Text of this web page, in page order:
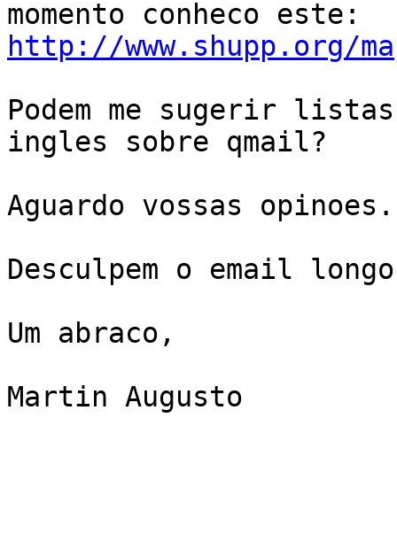
http://www.shupp.org/
Podem me sugerir
ingles sobre qmail?
Aguardo vossas opinoes.
Desculpem o email
Um abraco,
Martin Augusto